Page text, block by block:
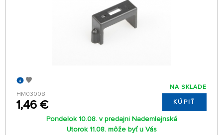
HM03008
1,46 €
NA SKLADE
KÚPIŤ
Pondelok 10.08. v predajni Nademlejnská
Utorok 11.08. môže byť u Vás